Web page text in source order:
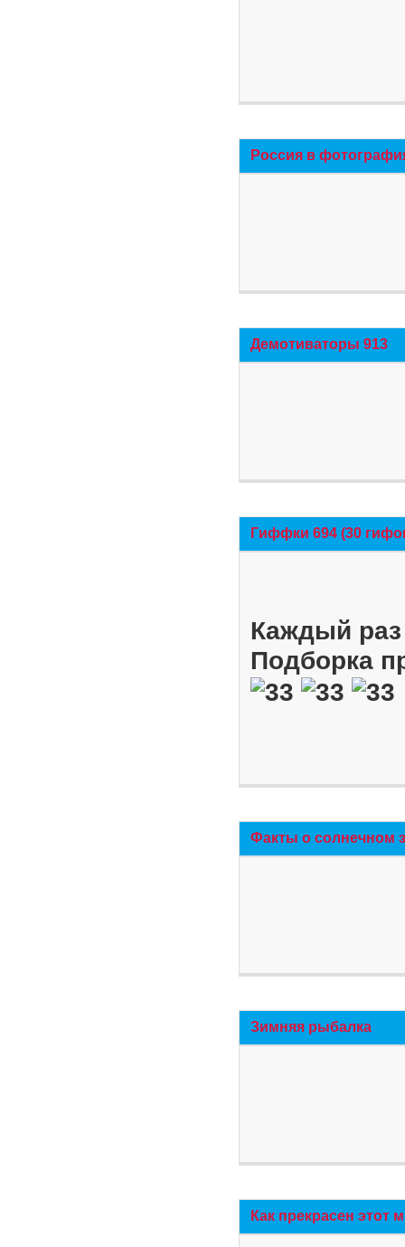
Россия в
Демотиваторы 913
Гиффки 694 (30
Каждый
Подборка
Факты о солнечном
Зимняя рыбалка
Как прекрасен этот